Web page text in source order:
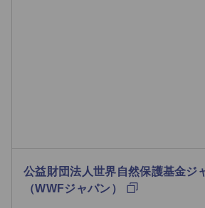
公益財団法人世界自然保護基金ジ
（WWFジャパン）